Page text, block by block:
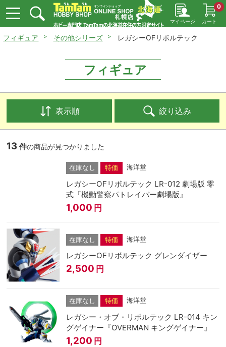
マイページ カート
0
フィギュア その他シリーズ レガシーOFリボルテック
フィギュア
表示順 絞り込み
13 件の商品が見つかりました
在庫なし 特価 海洋堂
レガシーOFリボルテック LR-012 劇場版 零
式『機動警察パトレイバー劇場版』
1,000 円
在庫なし 特価 海洋堂
レガシーOFリボルテック グレンダイザー
2,500 円
在庫なし 特価 海洋堂
レガシー・オブ・リボルテック LR-014 キン
グゲイナー『OVERMAN キングゲイナー』
1,200 円